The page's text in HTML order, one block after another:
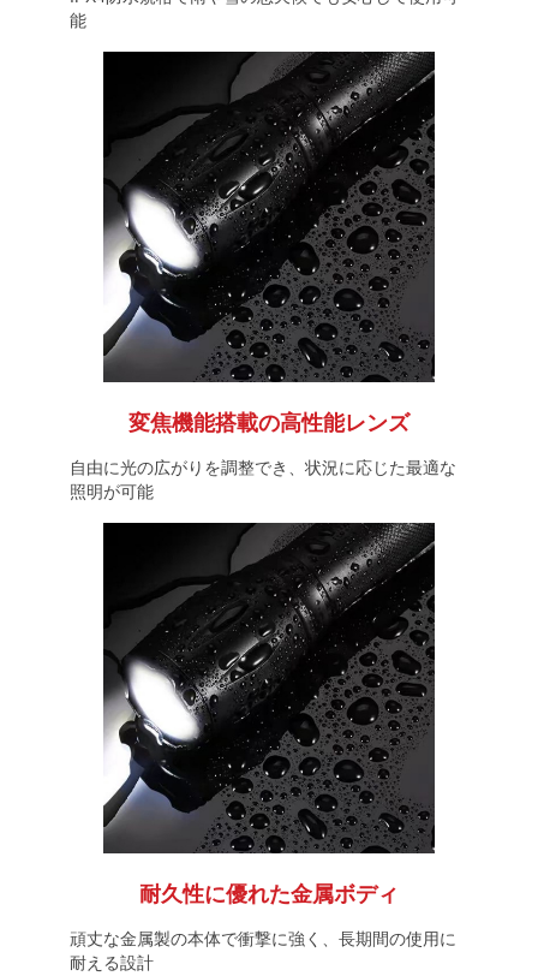
能
変焦機能搭載の高性能レンズ
自由に光の広がりを調整でき、状況に応じた最適な
照明が可能
耐久性に優れた金属ボディ
頑丈な金属製の本体で衝撃に強く、長期間の使用に
耐える設計